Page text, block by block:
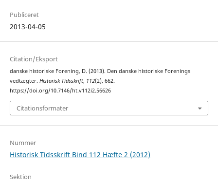
Publiceret
2013-04-05
Citation/Eksport
danske historiske Forening, D. (2013). Den danske historiske Forenings
vedtægter. Historisk Tidsskrift, 112(2), 662.
https://doi.org/10.7146/ht.v112i2.56626
Citationsformater
Nummer
Historisk Tidsskrift Bind 112 Hæfte 2 (2012)
Sektion